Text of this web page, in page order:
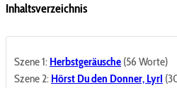
Inhaltsverzeichnis
Szene 1: Herbstgeräusche (56 Worte)
Szene 2: Hörst Du den Donner, LyrI